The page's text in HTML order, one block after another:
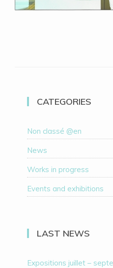
CATEGORIES
Non classé @en
News
Works in progress
Events and exhibitions
LAST NEWS
Expositions juillet –